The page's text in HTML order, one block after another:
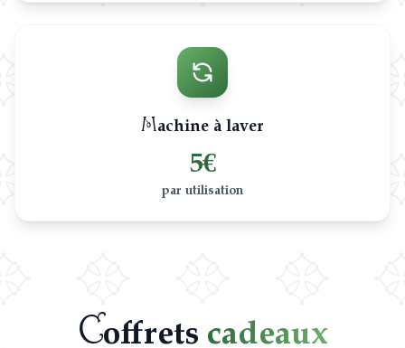
Machine à laver
5€
par utilisation
Coffrets cadeaux